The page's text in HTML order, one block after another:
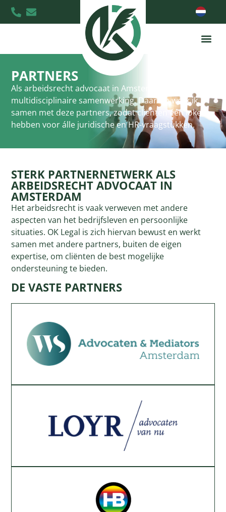
PARTNERS
Als arbeidsrecht advocaat in Amsterdam geloof ik in
multidisciplinaire samenwerking. Daarom werk ik
samen met deze partners, zodat cliënten één loket
hebben voor álle juridische en HR‑vraagstukken.
STERK PARTNERNETWERK ALS
ARBEIDSRECHT ADVOCAAT IN
AMSTERDAM
Het arbeidsrecht is vaak verweven met andere
aspecten van het bedrijfsleven en persoonlijke
situaties. OK Legal is zich hiervan bewust en werkt
samen met andere partners, buiten de eigen
expertise, om cliënten de best mogelijke
ondersteuning te bieden.
DE VASTE PARTNERS